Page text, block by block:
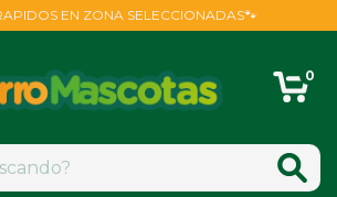
EN ZONA SELECCIONADAS🐾
0